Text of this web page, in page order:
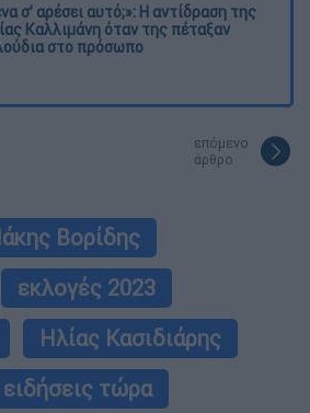
σ’ αρέσει αυτό;»: Η αντίδραση της
Καλλιμάνη όταν της πέταξαν
στο πρόσωπο
επόμενο
άρθρο
Βορίδης
εκλογές 2023
Ηλίας Κασιδιάρης
ειδήσεις τώρα